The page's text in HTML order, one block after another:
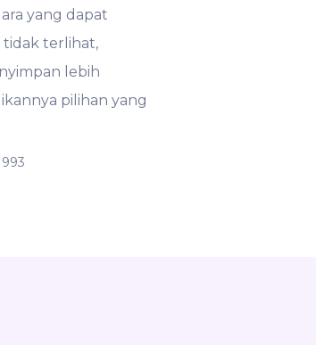
yang dapat
tidak terlihat,
lebih
pilihan yang